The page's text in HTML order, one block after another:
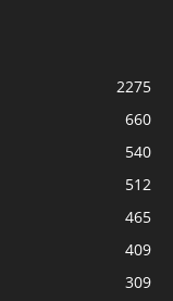
2275
660
540
512
465
409
309